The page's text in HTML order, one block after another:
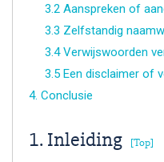
3.2 Aanspreken of
3.3 Zelfstandig
3.4 Verwijswoorden
3.5 Een disclaimer of
4. Conclusie
1. Inleiding [Top]